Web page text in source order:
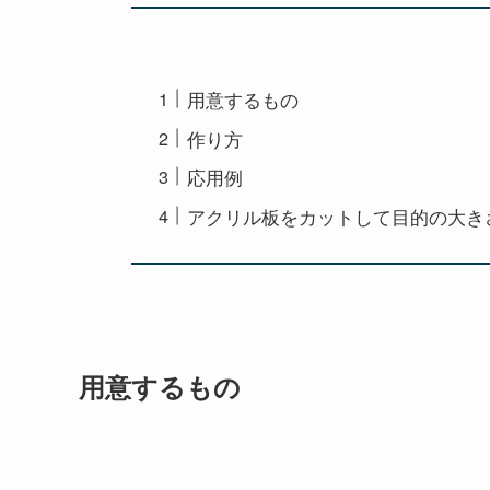
用意するもの
作り方
応用例
アクリル板をカットして目的の大き
用意するもの